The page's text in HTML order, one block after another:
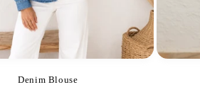
Denim Blouse